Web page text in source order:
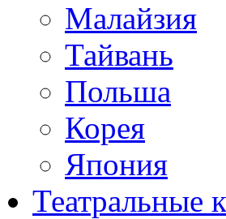
Малайзия
Тайвань
Польша
Корея
Япония
Театральные